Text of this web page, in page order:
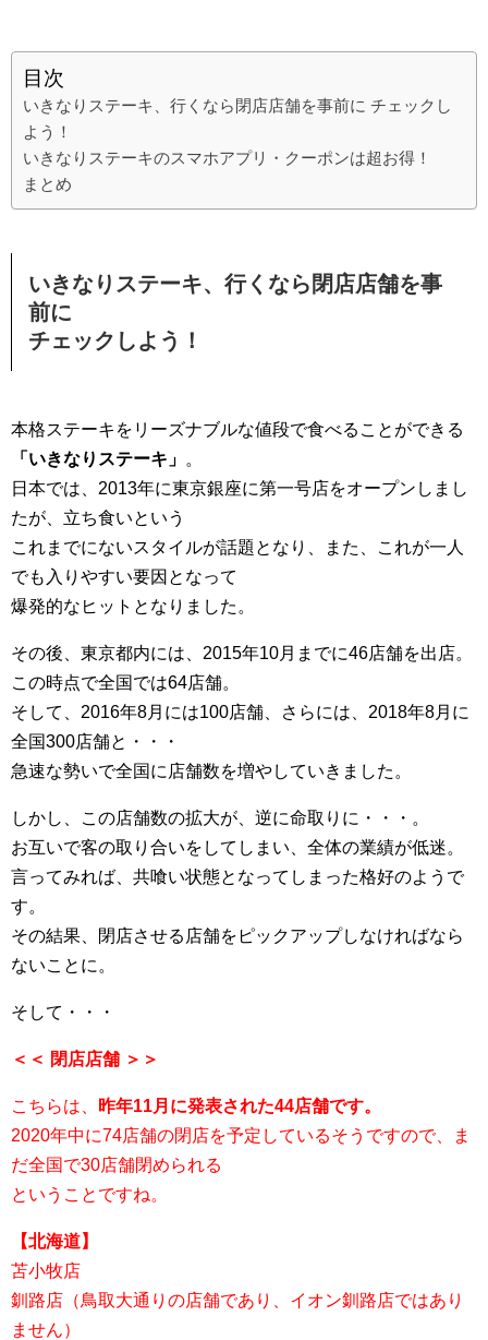
目次
いきなりステーキ、行くなら閉店店舗を事前に チェックし
よう！
いきなりステーキのスマホアプリ・クーポンは超お得！
まとめ
いきなりステーキ、行くなら閉店店舗を事
前に
チェックしよう！
本格ステーキをリーズナブルな値段で食べることができる
「いきなりステーキ」 。
日本では、2013年に東京銀座に第一号店をオープンしまし
たが、立ち食いという
これまでにないスタイルが話題となり、また、これが一人
でも入りやすい要因となって
爆発的なヒットとなりました。
その後、東京都内には、2015年10月までに46店舗を出店。
この時点で全国では64店舗。
そして、2016年8月には100店舗、さらには、2018年8月に
全国300店舗と・・・
急速な勢いで全国に店舗数を増やしていきました。
しかし、この店舗数の拡大が、逆に命取りに・・・。
お互いで客の取り合いをしてしまい、全体の業績が低迷。
言ってみれば、共喰い状態となってしまった格好のようで
す。
その結果、閉店させる店舗をピックアップしなければなら
ないことに。
そして・・・
＜＜ 閉店店舗 ＞＞
こちらは、
昨年11月に発表された44店舗です。
2020年中に74店舗の閉店を予定しているそうですので、ま
だ全国で30店舗閉められる
ということですね。
【北海道】
苫小牧店
釧路店（鳥取大通りの店舗であり、イオン釧路店ではあり
ません）